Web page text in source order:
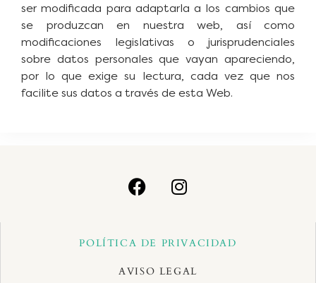
ser modificada para adaptarla a los cambios que
se produzcan en nuestra web, así como
modificaciones legislativas o jurisprudenciales
sobre datos personales que vayan apareciendo,
por lo que exige su lectura, cada vez que nos
facilite sus datos a través de esta Web.
POLÍTICA DE PRIVACIDAD
AVISO LEGAL